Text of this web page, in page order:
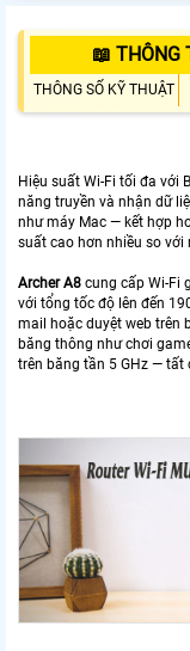
📖 THÔNG
THÔNG SỐ KỸ THUẬT
Hiệu suất Wi-Fi tối đa với
năng truyền và nhận dữ
như máy Mac — kết hợp
suất cao hơn nhiều so với
Archer A8 cung cấp Wi-Fi
với tổng tốc độ lên đến
mail hoặc duyệt web trên
băng thông như chơi
trên băng tần 5 GHz — tất